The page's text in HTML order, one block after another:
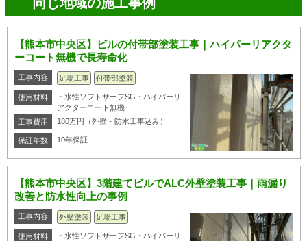
【熊本市中央区】ビルの付帯部塗装工事｜ハイパーリアクタ
ーコート無機で長寿命化
工事内容 足場工事 付帯部塗装
使用材料
・水性ソフトサーフSG・ハイパーリ
アクターコート無機
工事費用
180万円（外壁・防水工事込み）
保証年数 10年保証
【熊本市中央区】3階建てビルでALC外壁塗装工事｜雨漏り
改善と防水性向上の事例
工事内容 外壁塗装 足場工事
使用材料
・水性ソフトサーフSG・ハイパーリ